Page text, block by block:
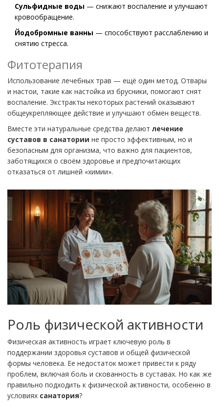
Сульфидные воды — снижают воспаление и улучшают
кровообращение.
Йодобромные ванны — способствуют расслаблению и
снятию стресса.
Фитотерапия
Использование лечебных трав — ещё один метод. Отвары
и настои, такие как настойка из брусники, помогают снят
воспаление. Экстракты некоторых растений оказывают
общеукрепляющее действие и улучшают обмен веществ.
Вместе эти натуральные средства делают лечение
суставов в санатории не просто эффективным, но и
безопасным для организма, что важно для пациентов,
заботящихся о своём здоровье и предпочитающих
отказаться от лишней «химии».
Роль физической активности
Физическая активность играет ключевую роль в
поддержании здоровья суставов и общей физической
формы человека. Ее недостаток может привести к ряду
проблем, включая боль и скованность в суставах. Но как же
правильно подходить к физической активности, особенно в
условиях санатория?